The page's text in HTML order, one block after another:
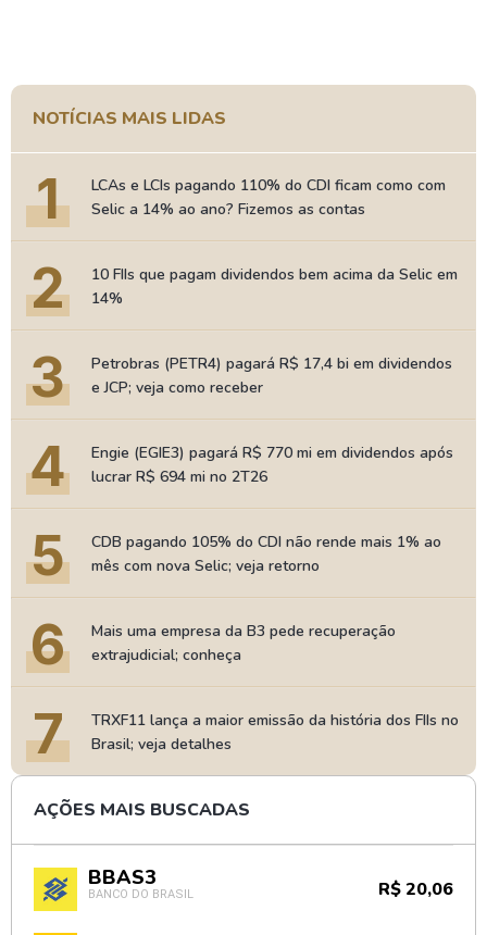
NOTÍCIAS MAIS LIDAS
1
LCAs e LCIs pagando 110% do CDI ficam como com
Selic a 14% ao ano? Fizemos as contas
2
10 FIIs que pagam dividendos bem acima da Selic em
14%
3
Petrobras (PETR4) pagará R$ 17,4 bi em dividendos
e JCP; veja como receber
4
Engie (EGIE3) pagará R$ 770 mi em dividendos após
lucrar R$ 694 mi no 2T26
5
CDB pagando 105% do CDI não rende mais 1% ao
mês com nova Selic; veja retorno
6
Mais uma empresa da B3 pede recuperação
extrajudicial; conheça
7
TRXF11 lança a maior emissão da história dos FIIs no
Brasil; veja detalhes
AÇÕES MAIS BUSCADAS
BBAS3
BANCO DO BRASIL R$ 20,06